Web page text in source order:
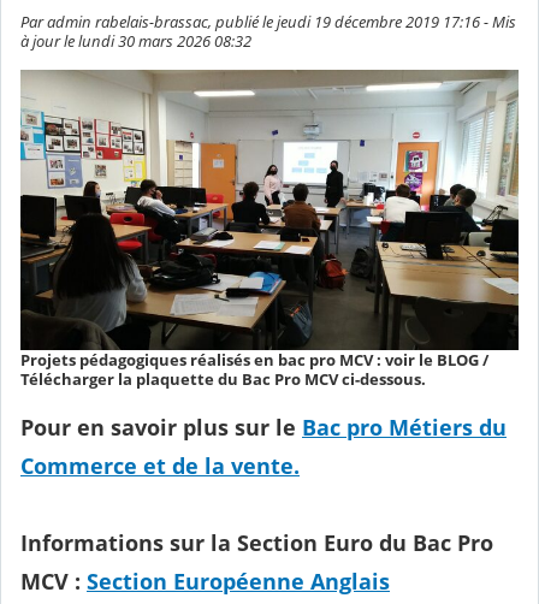
Par admin rabelais-brassac, publié le jeudi 19 décembre 2019 17:16 - Mis
à jour le lundi 30 mars 2026 08:32
Projets pédagogiques réalisés en bac pro MCV : voir le BLOG /
Télécharger la plaquette du Bac Pro MCV ci-dessous.
Pour en savoir plus sur le Bac pro Métiers du
Commerce et de la vente.
Informations sur la Section Euro du Bac Pro
MCV : Section Européenne Anglais